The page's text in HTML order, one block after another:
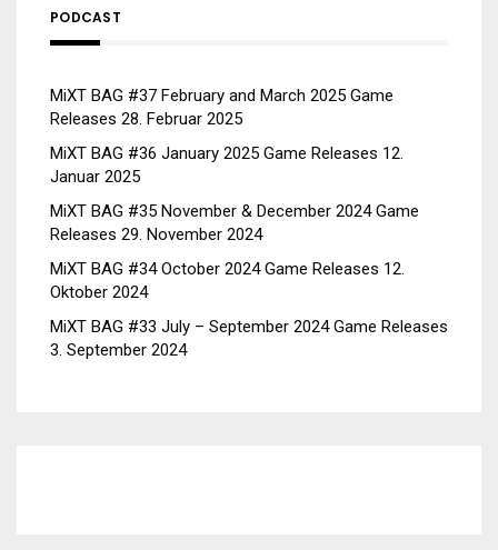
PODCAST
MiXT BAG #37 February and March 2025 Game
Releases 28. Februar 2025
MiXT BAG #36 January 2025 Game Releases 12.
Januar 2025
MiXT BAG #35 November & December 2024 Game
Releases 29. November 2024
MiXT BAG #34 October 2024 Game Releases 12.
Oktober 2024
MiXT BAG #33 July – September 2024 Game Releases
3. September 2024